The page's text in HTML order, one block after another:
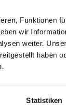
Funktionen
wir
weiter.
haben
Statistiken